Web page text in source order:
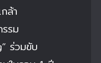
ล้า
รม
ร่วมขับ